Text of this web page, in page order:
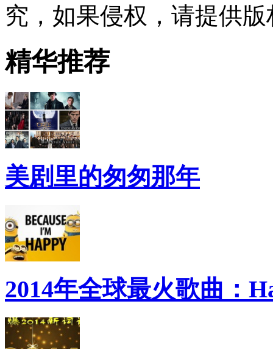
究，如果侵权，请提供
精华推荐
美剧里的匆匆那年
2014年全球最火歌曲：